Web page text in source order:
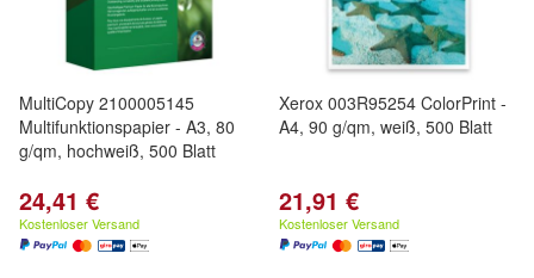
MultiCopy 2100005145
Multifunktionspapier - A3, 80
g/qm, hochweiß, 500 Blatt
24,41 €
Kostenloser Versand
Xerox 003R95254 ColorPrint -
A4, 90 g/qm, weiß, 500 Blatt
21,91 €
Kostenloser Versand